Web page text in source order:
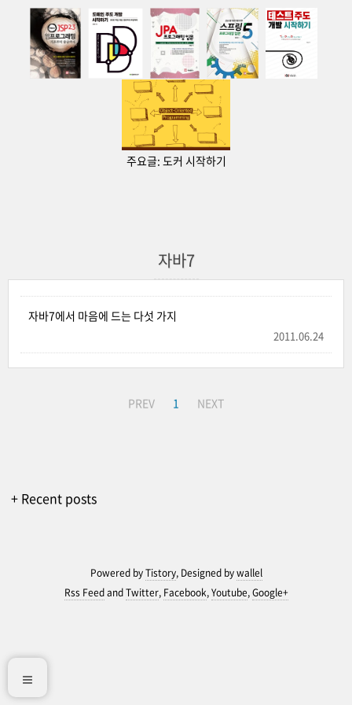
주요글: 도커 시작하기
자바7
자바7에서 마음에 드는 다섯 가지
2011.06.24
PREV 1 NEXT
+ Recent posts
Powered byTistory, Designed bywallel
Rss FeedandTwitter, Facebook,Youtube,Google+